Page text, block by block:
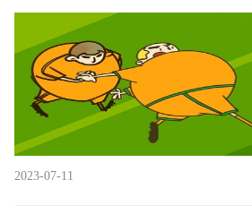
盾”防线
2023-07-11